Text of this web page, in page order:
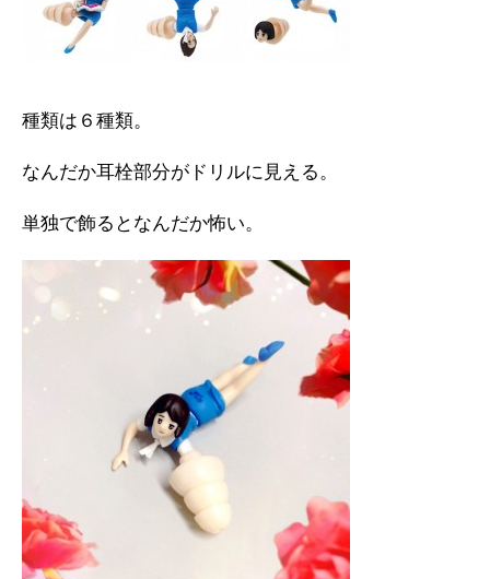
種類は６種類。
なんだか耳栓部分がドリルに見える。
単独で飾るとなんだか怖い。